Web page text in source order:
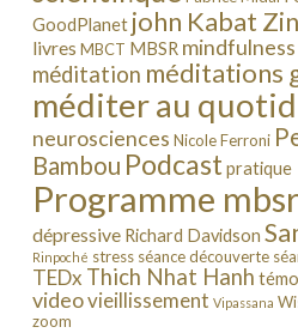
GoodPlanet john Kabat
livres MBCT MBSR mindfulness
méditation méditations
méditer au
neurosciences Nicole Ferroni
Bambou Podcast pratique
Programme mbsr
dépressive Richard Davidson
Rinpoché stress séance découverte
TEDx Thich Nhat Hanh
videovieillissement Vipassana
zoom